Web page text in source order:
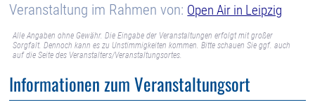
Veranstaltung im Rahmen von: Open Air in Leipzig
Alle Angaben ohne Gewähr. Die Eingabe der Veranstaltungen erfolgt mit großer
Sorgfalt. Dennoch kann es zu Unstimmigkeiten kommen. Bitte schauen Sie ggf. auch
auf die Seite des Veranstalters/Veranstaltungsortes.
Informationen zum Veranstaltungsort